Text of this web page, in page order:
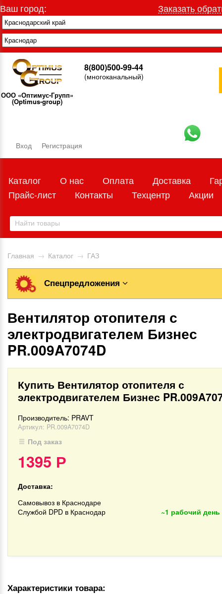
Ваш город: Заказать
ООО «Оптимус-Групп»
(Optimus-group)
8(800)500-99-44
(многоканальный)
Вход Регистрация
Каталог О нас Оплата Доставка
Прайс-лист
Контакты Техцентр Акции
Главная → Каталог → ГАЗ
Спецпредложения
Вентилятор отопителя с
электродвигателем Бизнес
PR.009A7074D
Купить Вентилятор отопителя с
электродвигателем Бизнес
Производитель: PRAVT
Артикул: PR.009A7074D
Под заказ
1395 Р
Доставка:
Самовывоз в Краснодаре
Службой DPD в Краснодар
~1 рабочий день
Характеристики товара: